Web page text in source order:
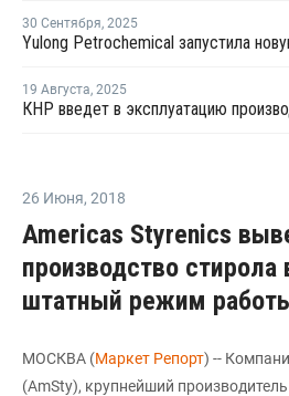
30 Сентября, 2025
19 Августа, 2025
26 Июня, 2018
Americas Styrenics
производство стирола
штатный режим
МОСКВА (Маркет Репорт) --
(AmSty), крупнейший